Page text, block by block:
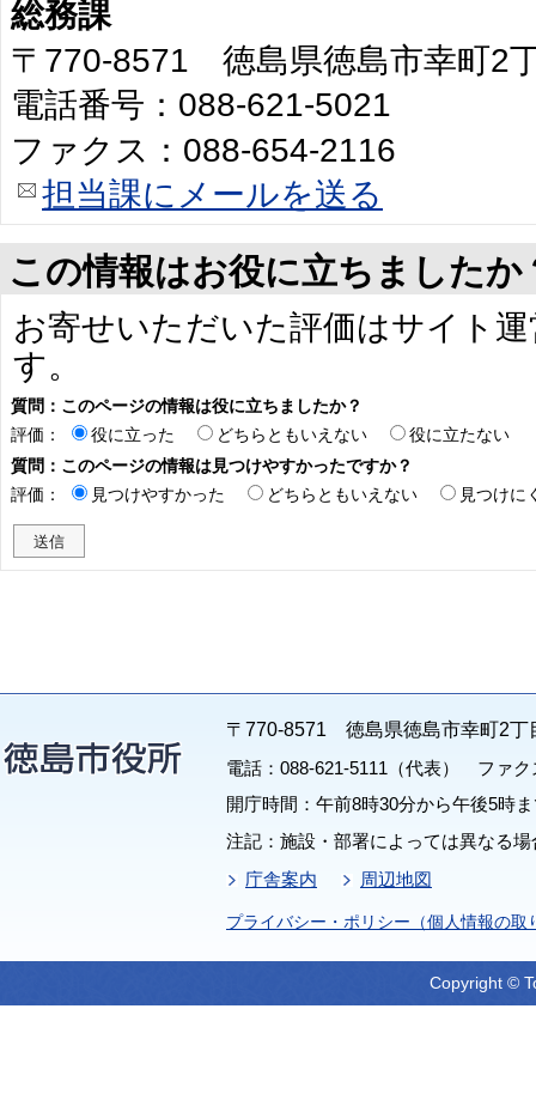
総務課
〒770-8571 徳島県徳島市幸町2
電話番号：088-621-5021
ファクス：088-654-2116
担当課にメールを送る
この情報はお役に立ちましたか
お寄せいただいた評価はサイト
す。
質問：このページの情報は役に立ちましたか？
評価：
役に立った どちらともいえない
役に立たない
質問：このページの情報は見つけやすかったですか？
評価：
見つけやすかった どちらともいえない 見つけに
〒770-8571 徳島県徳島市幸町2丁
電話：088-621-5111（代表） ファク
開庁時間：午前8時30分から午後5時
注記：施設・部署によっては異なる
庁舎案内
周辺地図
プライバシー・ポリシー（個人情報の取
Copyright ©